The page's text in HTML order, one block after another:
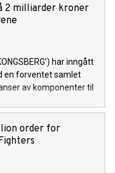
2 milliarder kroner
har inngått
en forventet samlet
av komponenter til
order for